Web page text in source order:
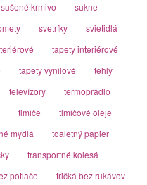
sušené krmivo
sukne
svetríky
svietidlá
tapety interiérové
tapety vynilové
tehly
televízory
termoprádlo
tlmiče
tlmičové oleje
mydlá
toaletný papier
transportné kolesá
potlače
tričká bez rukávov